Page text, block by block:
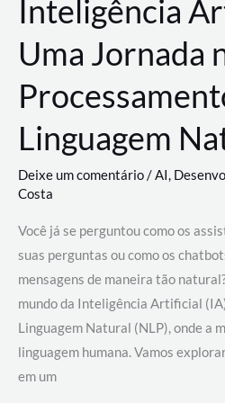
Inteligência
Uma Jornada
Linguagem
Deixe um comentário/AI,
Costa
Você já se perguntou como os
suas perguntas ou como os
mensagens de maneira tão
mundo da Inteligência Artificial
Linguagem Natural (NLP), onde a
linguagem humana. Vamos
em um